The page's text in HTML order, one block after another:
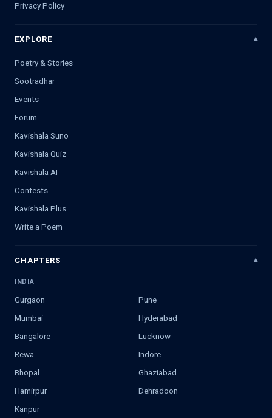
Privacy Policy
EXPLORE
Poetry & Stories
Sootradhar
Events
Forum
Kavishala Suno
Kavishala Quiz
Kavishala AI
Contests
Kavishala Plus
Write a Poem
CHAPTERS
INDIA
Gurgaon
Pune
Mumbai
Hyderabad
Bangalore
Lucknow
Rewa
Indore
Bhopal
Ghaziabad
Hamirpur
Dehradoon
Kanpur